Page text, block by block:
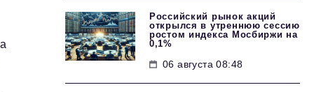
Российский рынок акций
открылся в утреннюю сессию
ростом индекса Мосбиржи на
0,1%
06 августа 08:48